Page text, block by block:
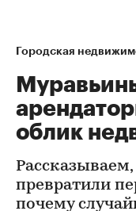
Городская
облик
превратили
почему